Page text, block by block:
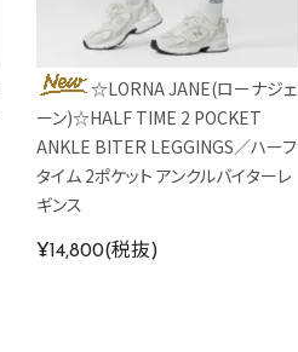
☆LORNA JANE(ローナジェ
ーン)☆HALF TIME 2 POCKET
ANKLE BITER LEGGINGS／ハーフ
タイム 2ポケット アンクルバイターレ
ギンス
¥14,800(税抜)